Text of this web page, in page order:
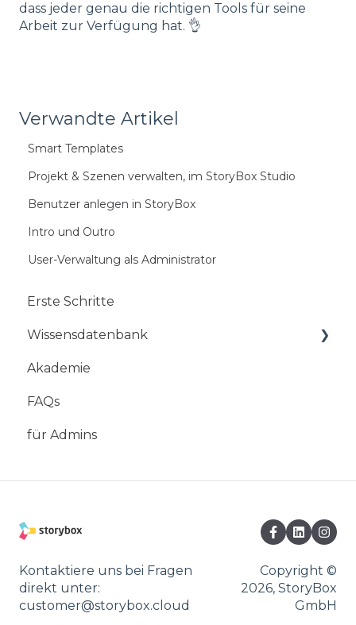
dass jeder genau die richtigen Tools für seine
Arbeit zur Verfügung hat. 👌
Verwandte Artikel
Smart Templates
Projekt & Szenen verwalten, im StoryBox Studio
Benutzer anlegen in StoryBox
Intro und Outro
User-Verwaltung als Administrator
Erste Schritte
Wissensdatenbank
Mobile App
StoryBox Web-Studio
StoryBox Cloud
Akademie
FAQs
für Admins
Kontaktiere uns bei Fragen
direkt unter:
customer@storybox.cloud
Copyright ©
2026, StoryBox
GmbH